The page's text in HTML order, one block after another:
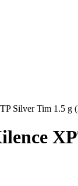
Silver Tim 1.5 g